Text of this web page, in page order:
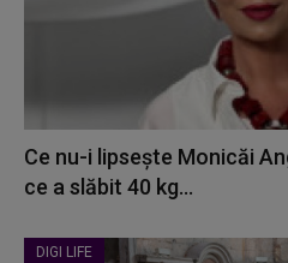
Ce nu-i lipsește Monicăi
ce a slăbit 40 kg...
DIGI LIFE